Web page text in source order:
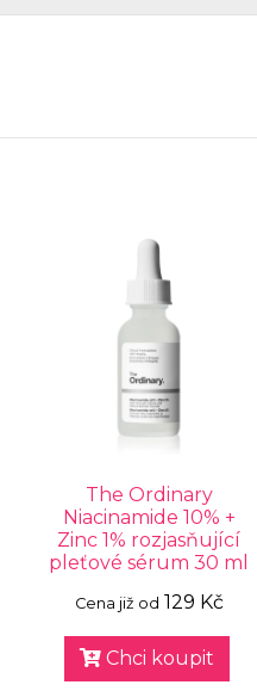
The Ordinary
Niacinamide 10% +
Zinc 1% rozjasňující
pleťové sérum 30 ml
Cena již od 129 Kč
Chci koupit